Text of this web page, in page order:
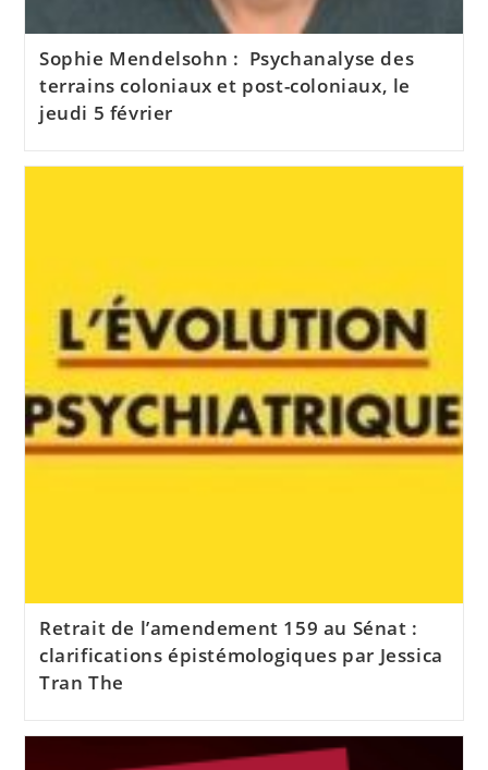
Sophie Mendelsohn : Psychanalyse des
terrains coloniaux et post-coloniaux, le
jeudi 5 février
Retrait de l’amendement 159 au Sénat :
clarifications épistémologiques par Jessica
Tran The